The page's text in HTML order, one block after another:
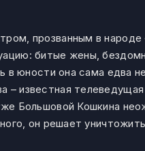
прозванным в
битые жены,
юности она сама едва
известная
Большовой Кошкина
он решает